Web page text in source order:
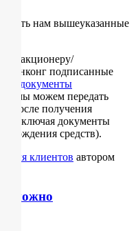
нам вышеуказанные
акционеру/
Гонконг подписанные
документы
мы можем передать
после получения
включая документы
средств).
Для клиентов автором
можно